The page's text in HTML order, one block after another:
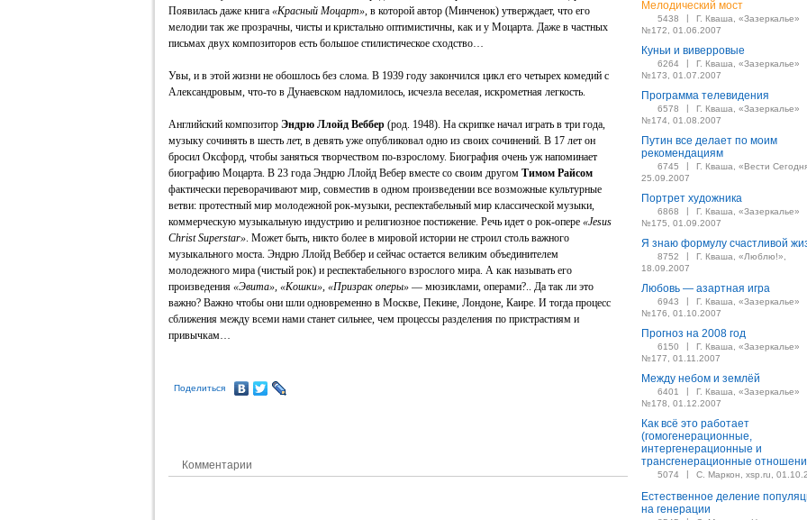
Появилась даже книга «Красный Моцарт», в которой автор (Минченок) утверждает, что его
мелодии так же прозрачны, чисты и кристально оптимистичны, как и у Моцарта. Даже в частных
письмах двух композиторов есть большое стилистическое сходство…
Увы, и в этой жизни не обошлось без слома. В 1939 году закончился цикл его четырех комедий с
Александровым, что-то в Дунаевском надломилось, исчезла веселая, искрометная легкость.
Английский композитор Эндрю Ллойд Веббер (род. 1948). На скрипке начал играть в три года,
музыку сочинять в шесть лет, в девять уже опубликовал одно из своих сочинений. В 17 лет он
бросил Оксфорд, чтобы заняться творчеством по-взрослому. Биография очень уж напоминает
биографию Моцарта. В 23 года Эндрю Ллойд Вебер вместе со своим другом Тимом Райсом
фактически переворачивают мир, совместив в одном произведении все возможные культурные
ветви: протестный мир молодежной рок-музыки, респектабельный мир классической музыки,
коммерческую музыкальную индустрию и религиозное постижение. Речь идет о рок-опере «Jesus
Christ Superstar». Может быть, никто более в мировой истории не строил столь важного
музыкального моста. Эндрю Ллойд Веббер и сейчас остается великим объединителем
молодежного мира (чистый рок) и респектабельного взрослого мира. А как называть его
произведения «Эвита», «Кошки», «Призрак оперы» — мюзиклами, операми?.. Да так ли это
важно? Важно чтобы они шли одновременно в Москве, Пекине, Лондоне, Каире. И тогда процесс
сближения между всеми нами станет сильнее, чем процессы разделения по пристрастиям и
привычкам…
Поделиться
Комментарии
Мелодический мост
5438 |
Г. Кваша, «Зазеркалье»
№172, 01.06.2007
Куньи и виверровые
6264 |
Г. Кваша, «Зазеркалье»
№173, 01.07.2007
Программа телевидения
6578 |
Г. Кваша, «Зазеркалье»
№174, 01.08.2007
Путин все делает по моим
рекомендациям
6745 |
Г. Кваша, «Вести
25.09.2007
Портрет художника
6868 |
Г. Кваша, «Зазеркалье»
№175, 01.09.2007
Я знаю формулу счастливой
8752 |
Г. Кваша, «Люблю!»,
18.09.2007
Любовь — азартная игра
6943 |
Г. Кваша, «Зазеркалье»
№176, 01.10.2007
Прогноз на 2008 год
6150 |
Г. Кваша, «Зазеркалье»
№177, 01.11.2007
Между небом и землёй
6401 |
Г. Кваша, «Зазеркалье»
№178, 01.12.2007
Как всё это работает
(гомогенерационные,
интергенерационные и
трансгенерационные
5074 | С. Маркон, xsp.ru,
Естественное деление
на генерации